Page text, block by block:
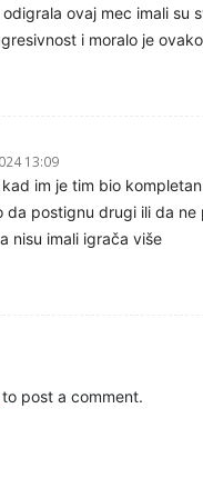
ovaj mec imali su
i moralo je
13:09
im je tim bio
da postignu drugi ili da ne
nisu imali igrača više
to post a comment.